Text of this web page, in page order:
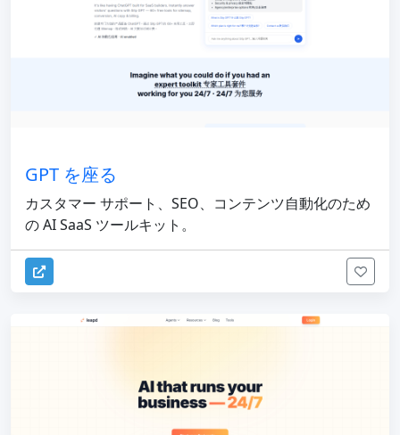
GPT を座る
カスタマー サポート、SEO、コンテンツ自動化のため
の AI SaaS ツールキット。